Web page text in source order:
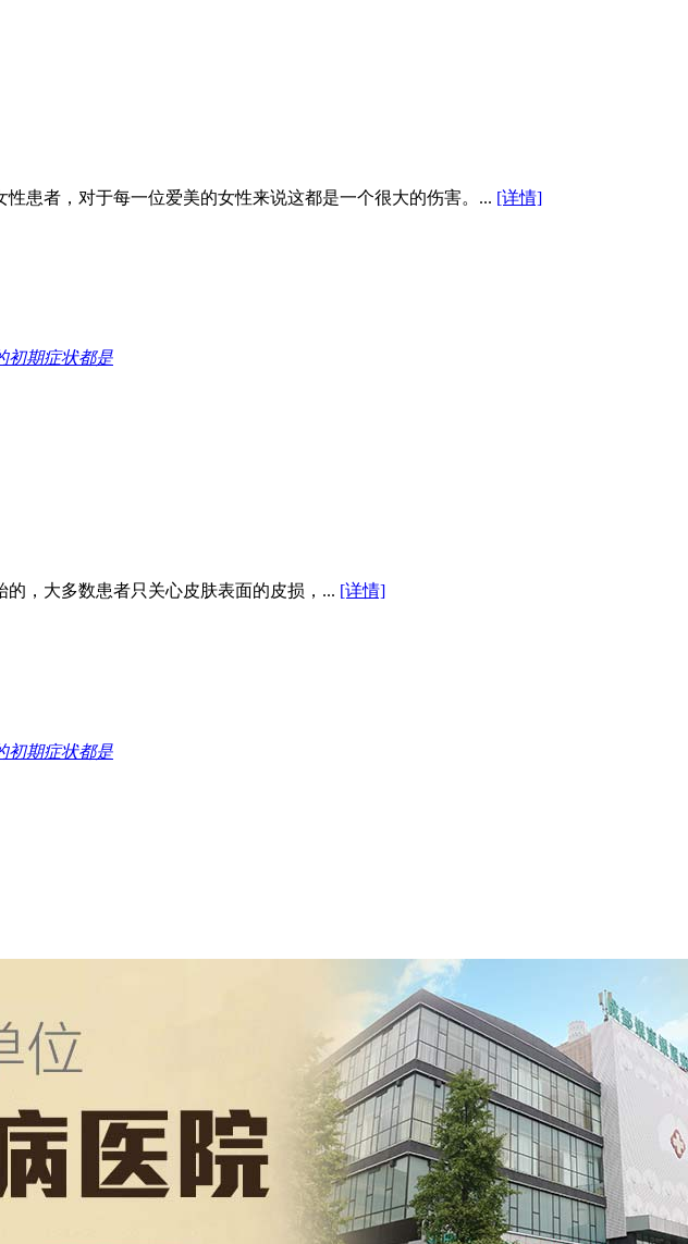
患者，对于每一位爱美的女性来说这都是一个很大的伤害。... [详情]
初期症状都是
，大多数患者只关心皮肤表面的皮损，... [详情]
初期症状都是